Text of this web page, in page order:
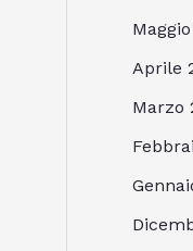
Aprile
Marzo